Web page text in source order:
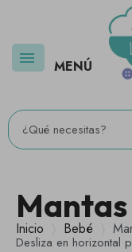
MENÚ
Mantas
Inicio Bebé
Desliza en horizontal